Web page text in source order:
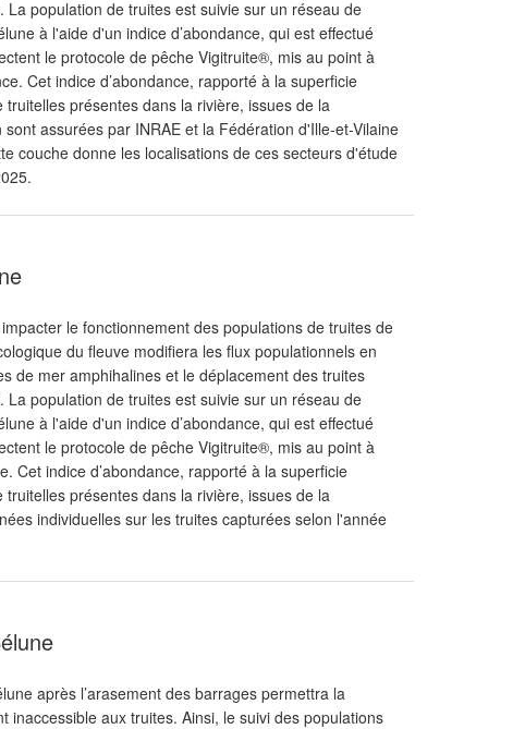
population de truites est suivie sur un réseau de
à l'aide d'un indice d’abondance, qui est effectué
le protocole de pêche Vigitruite®, mis au point à
Cet indice d’abondance, rapporté à la superficie
truitelles présentes dans la rivière, issues de la
assurées par INRAE et la Fédération d'Ille-et-Vilaine
couche donne les localisations de ces secteurs d'étude
le fonctionnement des populations de truites de
du fleuve modifiera les flux populationnels en
de mer amphihalines et le déplacement des truites
population de truites est suivie sur un réseau de
à l'aide d'un indice d’abondance, qui est effectué
le protocole de pêche Vigitruite®, mis au point à
Cet indice d’abondance, rapporté à la superficie
truitelles présentes dans la rivière, issues de la
individuelles sur les truites capturées selon l'année
après l’arasement des barrages permettra la
inaccessible aux truites. Ainsi, le suivi des populations